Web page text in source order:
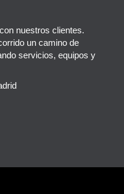
nuestros clientes.
un camino de
servicios, equipos y